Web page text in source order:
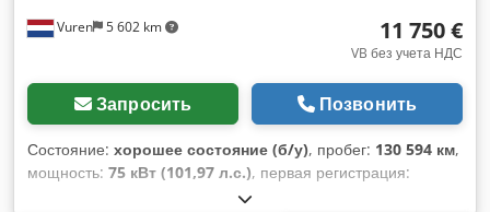
Vuren 5 602 km 11 750 €
VB без учета НДС
Запросить Позвонить
Состояние: хорошее состояние (б/у), пробег: 130 594 км,
мощность: 75 кВт (101,97 л.с.), первая регистрация:
дизель, размер шины: